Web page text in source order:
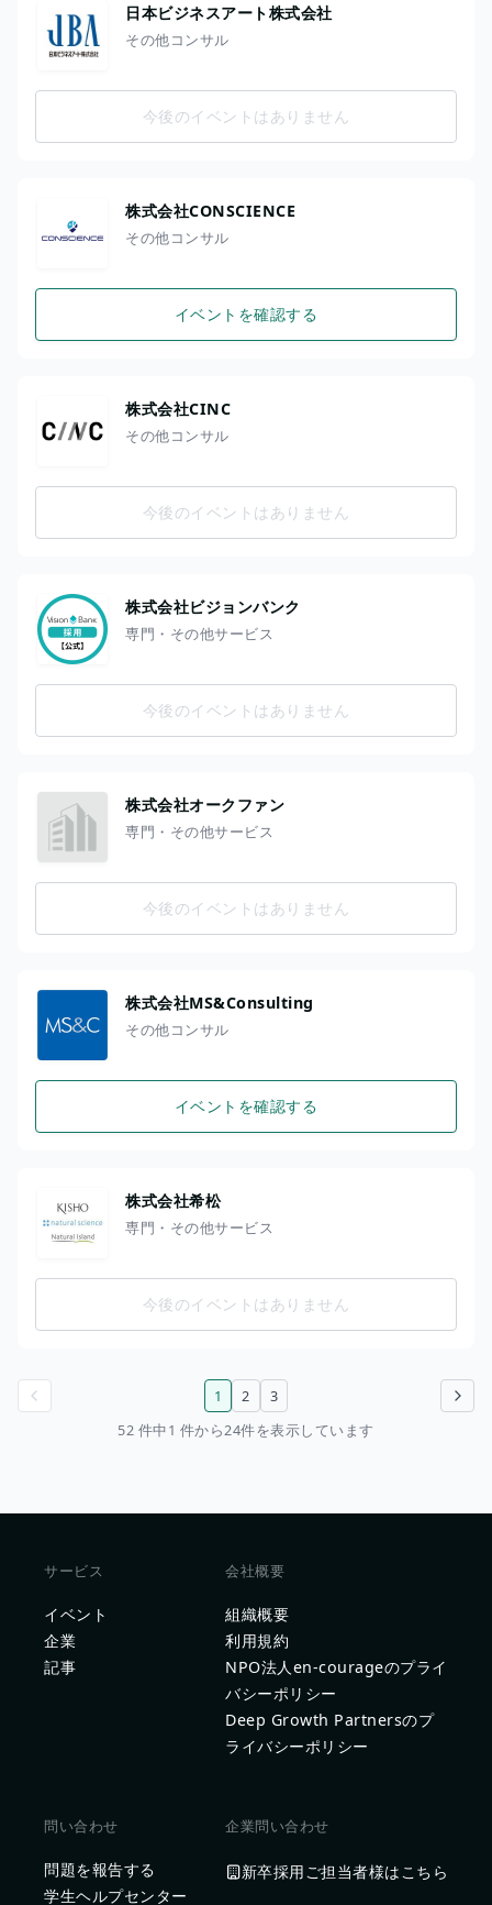
日本ビジネスアート株式会社
その他コンサル
今後のイベントはありません
株式会社CONSCIENCE
その他コンサル
イベントを確認する
株式会社CINC
その他コンサル
今後のイベントはありません
株式会社ビジョンバンク
専門・その他サービス
今後のイベントはありません
株式会社オークファン
専門・その他サービス
今後のイベントはありません
株式会社MS&Consulting
その他コンサル
イベントを確認する
株式会社希松
専門・その他サービス
今後のイベントはありません
次のページ
1 2
3
52 件中1 件から24件を表示しています
サービス
イベント
企業
記事
会社概要
組織概要
利用規約
NPO法人en-courageのプライ
バシーポリシー
Deep Growth Partnersのプ
ライバシーポリシー
問い合わせ
問題を報告する
学生ヘルプセンター
企業問い合わせ
新卒採用ご担当者様はこちら